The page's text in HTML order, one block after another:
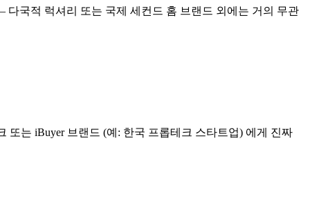
국적 럭셔리 또는 국제 세컨드 홈 브랜드 외에는 거의 무관
는 iBuyer 브랜드 (예: 한국 프롭테크 스타트업) 에게 진짜